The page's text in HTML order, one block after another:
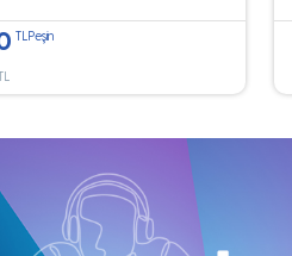
TLPeşin